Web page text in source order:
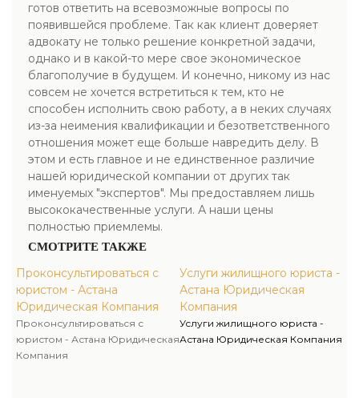
готов ответить на всевозможные вопросы по
появившейся проблеме. Так как клиент доверяет
адвокату не только решение конкретной задачи,
однако и в какой-то мере свое экономическое
благополучие в будущем. И конечно, никому из нас
совсем не хочется встретиться к тем, кто не
способен исполнить свою работу, а в неких случаях
из-за неимения квалификации и безответственного
отношения может еще больше навредить делу. В
этом и есть главное и не единственное различие
нашей юридической компании от других так
именуемых "экспертов". Мы предоставляем лишь
высококачественные услуги. А наши цены
полностью приемлемы.
СМОТРИТЕ ТАКЖЕ
Проконсультироваться с
юристом - Астана
Юридическая Компания
Проконсультироваться с
юристом - Астана Юридическая
Компания
Услуги жилищного юриста -
Астана Юридическая
Компания
Услуги жилищного юриста -
Астана Юридическая Компания